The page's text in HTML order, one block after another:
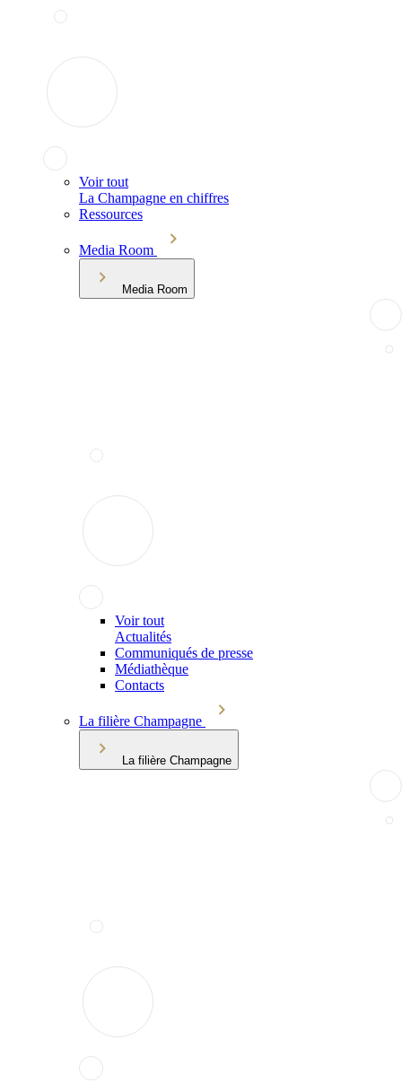
Voir tout
La Champagne en chiffres
Ressources
Media Room
Media Room
Voir tout
Actualités
Communiqués de presse
Médiathèque
Contacts
La filière Champagne
La filière Champagne